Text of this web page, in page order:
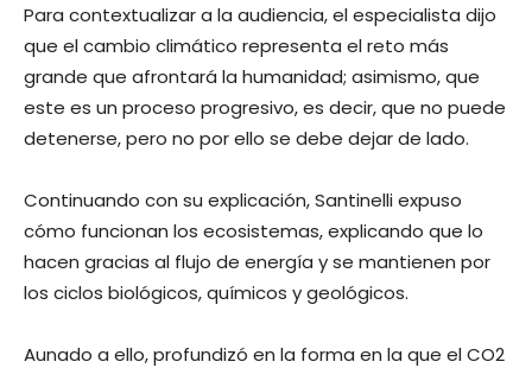
Para contextualizar a la audiencia, el especialista dijo
que el cambio climático representa el reto más
grande que afrontará la humanidad; asimismo, que
este es un proceso progresivo, es decir, que no puede
detenerse, pero no por ello se debe dejar de lado.
Continuando con su explicación, Santinelli expuso
cómo funcionan los ecosistemas, explicando que lo
hacen gracias al flujo de energía y se mantienen por
los ciclos biológicos, químicos y geológicos.
Aunado a ello, profundizó en la forma en la que el CO2